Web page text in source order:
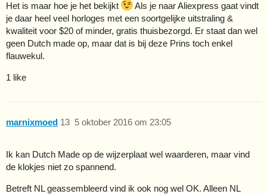
Het is maar hoe je het bekijkt
Als je naar Aliexpress gaat vindt
je daar heel veel horloges met een soortgelijke uitstraling &
kwaliteit voor $20 of minder, gratis thuisbezorgd. Er staat dan wel
geen Dutch made op, maar dat is bij deze Prins toch enkel
flauwekul.
1 like
marnixmoed 5 oktober 2016 om 23:05
13
Ik kan Dutch Made op de wijzerplaat wel waarderen, maar vind
de klokjes niet zo spannend.
Betreft NL geassembleerd vind ik ook nog wel OK. Alleen NL